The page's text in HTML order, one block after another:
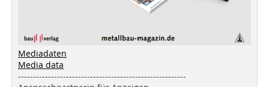
Mediadaten
Media data
--------------------------------------------------------